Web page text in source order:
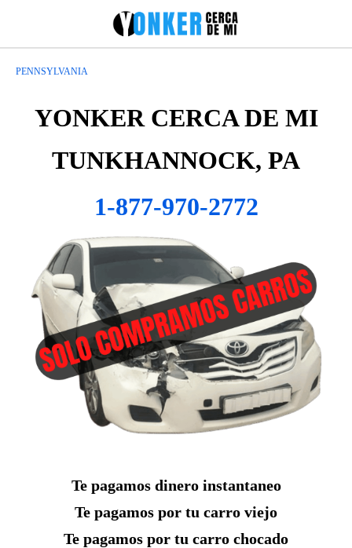
PENNSYLVANIA
YONKER CERCA DE MI
TUNKHANNOCK, PA
1-877-970-2772
Te pagamos dinero instantaneo
Te pagamos por tu carro viejo
Te pagamos por tu carro chocado